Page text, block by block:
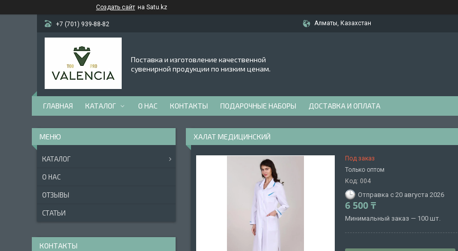
Создать сайт на Satu.kz
+7 (701) 939-88-82 Алматы, Казахстан
Поставка и изготовление качественной
сувенирной продукции по низким ценам.
ГЛАВНАЯ КАТАЛОГ О НАС КОНТАКТЫ ПОДАРОЧНЫЕ НАБОРЫ ДОСТАВКА И ОПЛАТА
ХАЛАТ МЕДИЦИНСКИЙ
Под заказ
Только оптом
Код: 004
Отправка с 20 августа 2026
6 500 ₸
Минимальный заказ — 100 шт.
КАТАЛОГ
О НАС
ОТЗЫВЫ
СТАТЬИ
КОНТАКТЫ